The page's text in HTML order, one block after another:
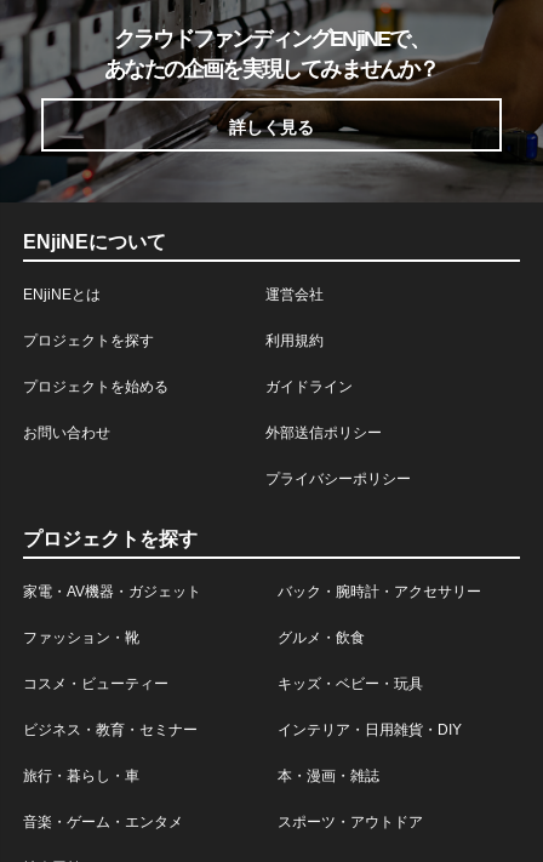
クラウドファンディングENjiNEで、
あなたの企画を実現してみませんか？
詳しく見る
ENjiNEについて
ENjiNEとは
プロジェクトを探す
プロジェクトを始める
お問い合わせ
運営会社
利用規約
ガイドライン
外部送信ポリシー
プライバシーポリシー
プロジェクトを探す
家電・AV機器・ガジェット バック・腕時計・アクセサリー
ファッション・靴 グルメ・飲食
コスメ・ビューティー キッズ・ベビー・玩具
ビジネス・教育・セミナー インテリア・日用雑貨・DIY
旅行・暮らし・車 本・漫画・雑誌
音楽・ゲーム・エンタメ スポーツ・アウトドア